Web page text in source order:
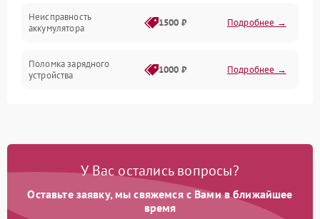
Привод
Электронные компоненты
Неисправность
аккумулятора
1500 ₽ Подробнее →
Поломка зарядного
устройства
1000 ₽ Подробнее →
Поломка кнопки
Неисправность системы
1000 ₽ Подробнее →
У Вас остались вопросы?
Оставьте заявку, мы свяжемся с Вами в ближайшее
время